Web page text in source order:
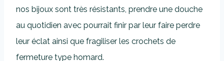
nos bijoux sont très résistants, prendre une douche
au quotidien avec pourrait finir par leur faire perdre
leur éclat ainsi que fragiliser les crochets de
fermeture type homard.